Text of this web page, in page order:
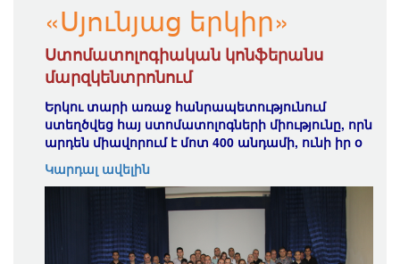
«Սյունյաց երկիր»
Ստոմատոլոգիական կոնֆերանս
մարզկենտրոնում
Երկու տարի առաջ հանրապետությունում
ստեղծվեց հայ ստոմատոլոգների միությունը, որն
արդեն միավորում է մոտ 400 անդամի, ունի իր օ
Կարդալ ավելին